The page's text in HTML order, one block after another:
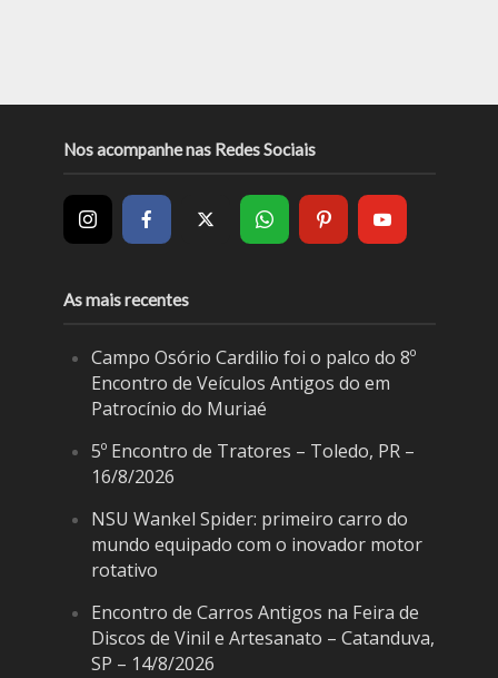
Nos acompanhe nas Redes Sociais
As mais recentes
Campo Osório Cardilio foi o palco do 8º
Encontro de Veículos Antigos do em
Patrocínio do Muriaé
5º Encontro de Tratores – Toledo, PR –
16/8/2026
NSU Wankel Spider: primeiro carro do
mundo equipado com o inovador motor
rotativo
Encontro de Carros Antigos na Feira de
Discos de Vinil e Artesanato – Catanduva,
SP – 14/8/2026